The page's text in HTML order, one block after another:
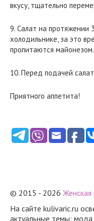
вкусу, тщательно
9. Салат на протяжении
холодильнике, за это
пропитаются майонезом.
10. Перед подачей
Приятного аппетита!
© 2015 - 2026 Женская
На сайте kulivaric.ru
актуальные темы: